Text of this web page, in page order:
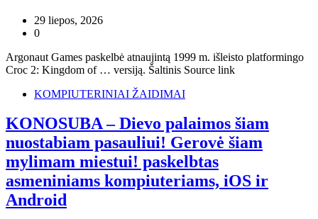
29 liepos, 2026
0
Argonaut Games paskelbė atnaujintą 1999 m. išleisto platformingo
Croc 2: Kingdom of … versiją. Šaltinis Source link
KOMPIUTERINIAI ŽAIDIMAI
KONOSUBA – Dievo palaimos šiam
nuostabiam pasauliui! Gerovė šiam
mylimam miestui! paskelbtas
asmeniniams kompiuteriams, iOS ir
Android